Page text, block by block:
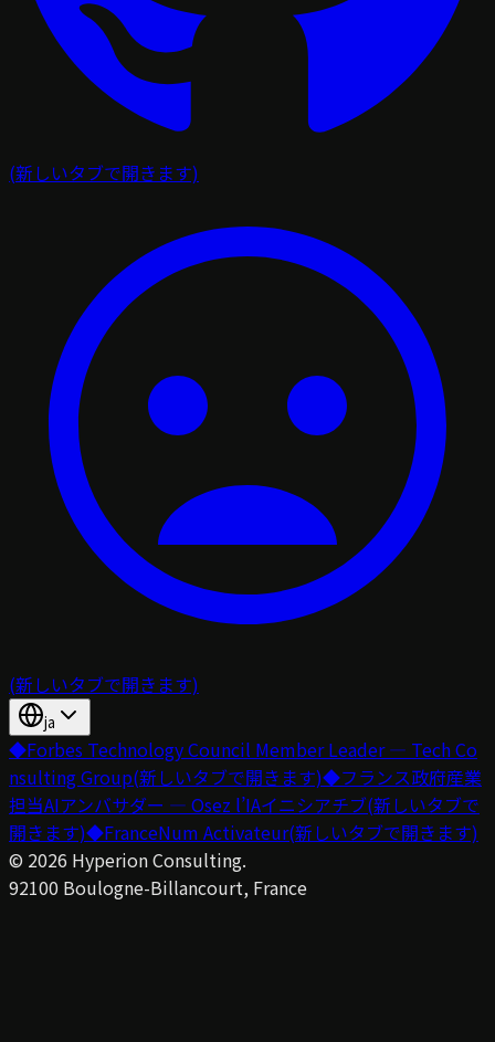
(新しいタブで開きます)
(新しいタブで開きます)
ja
◆Forbes Technology Council Member Leader — Tech Co
nsulting Group(新しいタブで開きます)◆フランス政府産業
担当AIアンバサダー — Osez l’IAイニシアチブ(新しいタブで
開きます)◆FranceNum Activateur(新しいタブで開きます)
© 2026 Hyperion Consulting.
92100 Boulogne-Billancourt, France